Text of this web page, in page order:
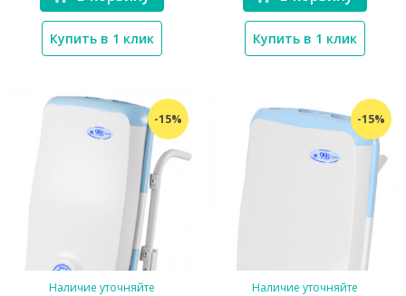
Купить в 1 клик
*}
Купить в 1 клик
-15%
Наличие уточняйте
-15%
Наличие уточняйте